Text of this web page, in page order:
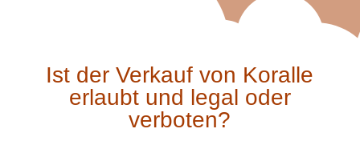
Ist der Verkauf von Koralle
erlaubt und legal oder
verboten?